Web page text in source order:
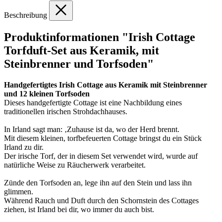
Beschreibung
Produktinformationen "Irish Cottage
Torfduft-Set aus Keramik, mit
Steinbrenner und Torfsoden"
Handgefertigtes Irish Cottage aus Keramik mit Steinbrenner
und 12 kleinen Torfsoden
Dieses handgefertigte Cottage ist eine Nachbildung eines
traditionellen irischen Strohdachhauses.
In Irland sagt man: ‚Zuhause ist da, wo der Herd brennt.
Mit diesem kleinen, torfbefeuerten Cottage bringst du ein Stück
Irland zu dir.
Der irische Torf, der in diesem Set verwendet wird, wurde auf
natürliche Weise zu Räucherwerk verarbeitet.
Zünde den Torfsoden an, lege ihn auf den Stein und lass ihn
glimmen.
Während Rauch und Duft durch den Schornstein des Cottages
ziehen, ist Irland bei dir, wo immer du auch bist.